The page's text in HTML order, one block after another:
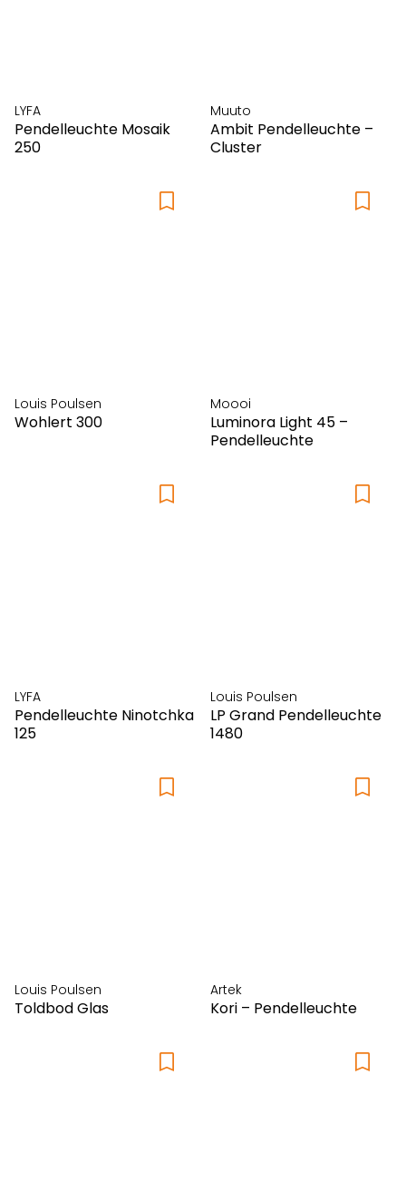
LYFA
Pendelleuchte Mosaik
250
Muuto
Ambit Pendelleuchte –
Cluster
Louis Poulsen
Wohlert 300
Moooi
Luminora Light 45 –
Pendelleuchte
LYFA
Pendelleuchte Ninotchka
125
Louis Poulsen
LP Grand Pendelleuchte
1480
Louis Poulsen
Toldbod Glas
Artek
Kori – Pendelleuchte